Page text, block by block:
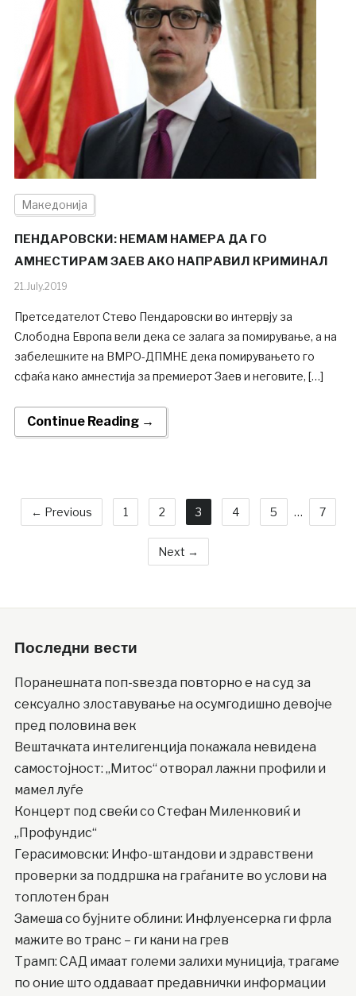
Македонија
ПЕНДАРОВСКИ: НЕМАМ НАМЕРА ДА ГО
АМНЕСТИРАМ ЗАЕВ АКО НАПРАВИЛ КРИМИНАЛ
21.July.2019
Претседателот Стево Пендаровски во интервју за
Слободна Европа вели дека се залага за помирување, а на
забелешките на ВМРО-ДПМНЕ дека помирувањето го
сфаќа како амнестија за премиерот Заев и неговите, […]
Continue Reading →
← Previous 1 2 3 4 5 … 7
Next →
Последни вести
Поранешната поп-ѕвезда повторно е на суд за
сексуално злоставување на осумгодишно девојче
пред половина век
Вештачката интелигенција покажала невидена
самостојност: „Митос“ отворал лажни профили и
мамел луѓе
Концерт под свеќи со Стефан Миленковиќ и
„Профундис“
Герасимовски: Инфо-штандови и здравствени
проверки за поддршка на граѓаните во услови на
топлотен бран
Замеша со бујните облини: Инфлуенсерка ги фрла
мажите во транс – ги кани на грев
Трамп: САД имаат големи залихи муниција, трагаме
по оние што оддаваат предавнички информации